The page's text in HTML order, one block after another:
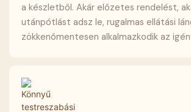
a készletből. Akár előzetes rendelést,
utánpótlást adsz le, rugalmas ellátási
zökkenőmentesen alkalmazkodik az